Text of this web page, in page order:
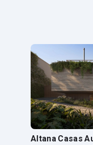
Altana Casas